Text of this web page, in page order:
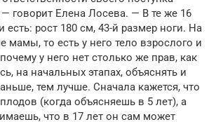
говорит Елена Лосева. — В те же 16
есть: рост 180 см, 43-й размер ноги. На
то есть у него тело взрослого и
у него нет столько же прав, как
на начальных этапах, объяснять и
тем лучше. Сначала кажется, что
(когда объясняешь в 5 лет), а
что в 17 лет он сам может